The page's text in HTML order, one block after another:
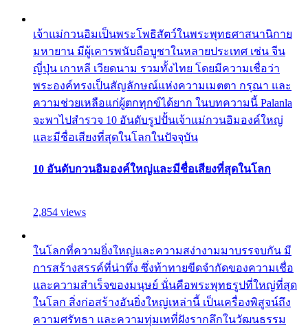
เจ้าแม่กวนอิมเป็นพระโพธิสัตว์ในพระพุทธศาสนานิกาย
มหายาน มีผู้เคารพนับถือบูชาในหลายประเทศ เช่น จีน
ญี่ปุ่น เกาหลี เวียดนาม รวมทั้งไทย โดยมีความเชื่อว่า
พระองค์ทรงเป็นสัญลักษณ์แห่งความเมตตา กรุณา และ
ความช่วยเหลือแก่ผู้ตกทุกข์ได้ยาก ในบทความนี้ Palanla
จะพาไปสำรวจ 10 อันดับรูปปั้นเจ้าแม่กวนอิมองค์ใหญ่
และมีชื่อเสียงที่สุดในโลกในปัจจุบัน
10 อันดับกวนอิมองค์ใหญ่และมีชื่อเสียงที่สุดในโลก
2,854 views
ในโลกที่ความยิ่งใหญ่และความสง่างามมาบรรจบกัน มี
การสร้างสรรค์ที่น่าทึ่ง ซึ่งท้าทายขีดจำกัดของความเชื่อ
และความสำเร็จของมนุษย์ นั่นคือพระพุทธรูปที่ใหญ่ที่สุด
ในโลก สิ่งก่อสร้างอันยิ่งใหญ่เหล่านี้ เป็นเครื่องพิสูจน์ถึง
ความศรัทธา และความทุ่มเทที่ฝังรากลึกในวัฒนธรรม